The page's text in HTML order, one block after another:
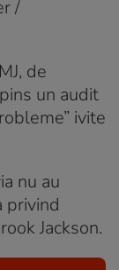
/
de
un audit
ivite
nu au
privind
Jackson.